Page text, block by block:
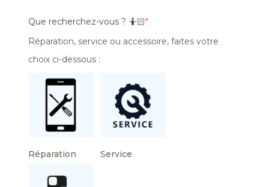
Que recherchez-vous ? 🤷🏻*
Réparation, service ou accessoire, faites votre
choix ci-dessous :
Réparation Service